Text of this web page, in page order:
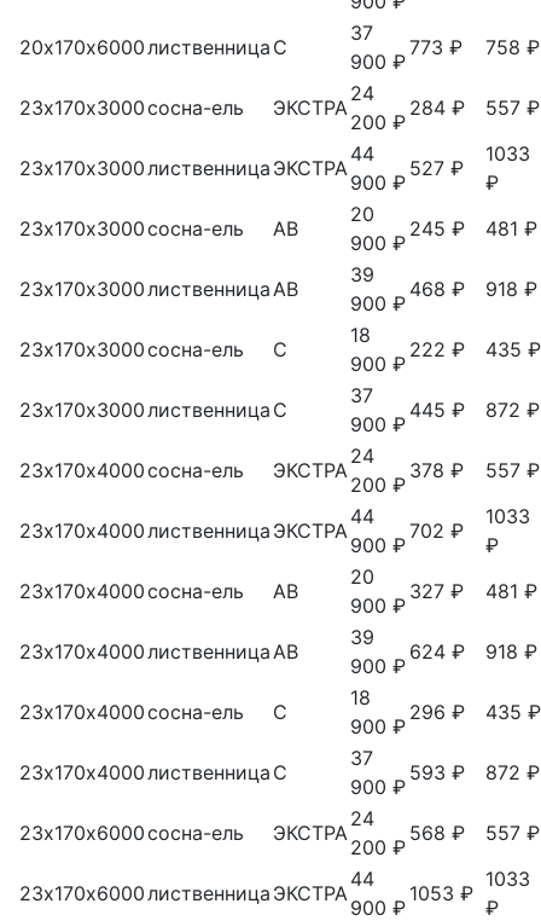
20х170х6000лиственница С
37
900 ₽
773 ₽ 758 ₽
23х170х3000сосна-ель ЭКСТРА
24
200 ₽
284 ₽ 557 ₽
23х170х3000лиственница ЭКСТРА
44
900 ₽
527 ₽
1033
₽
23х170х3000сосна-ель АВ
20
900 ₽
245 ₽ 481 ₽
23х170х3000лиственница АВ
39
900 ₽
468 ₽ 918 ₽
23х170х3000сосна-ель С
18
900 ₽
222 ₽ 435 ₽
23х170х3000лиственница С
37
900 ₽
445 ₽ 872 ₽
23х170х4000сосна-ель ЭКСТРА
24
200 ₽
378 ₽ 557 ₽
23х170х4000лиственница ЭКСТРА
44
900 ₽
702 ₽
1033
₽
23х170х4000сосна-ель АВ
20
900 ₽
327 ₽ 481 ₽
23х170х4000лиственница АВ
39
900 ₽
624 ₽ 918 ₽
23х170х4000сосна-ель С
18
900 ₽
296 ₽ 435 ₽
23х170х4000лиственница С
37
900 ₽
593 ₽ 872 ₽
23х170х6000сосна-ель ЭКСТРА
24
200 ₽
568 ₽ 557 ₽
23х170х6000лиственница ЭКСТРА
44
900 ₽
1053 ₽
1033
₽